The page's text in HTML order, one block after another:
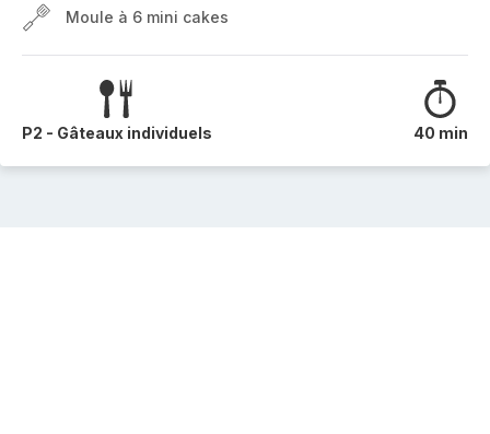
Moule à 6 mini cakes
P2 - Gâteaux individuels 40 min